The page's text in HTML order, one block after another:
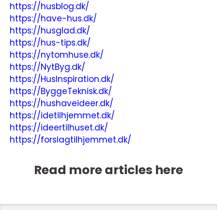
https://husblog.dk/
https://have-hus.dk/
https://husglad.dk/
https://hus-tips.dk/
https://nytomhuse.dk/
https://NytByg.dk/
https://HusInspiration.dk/
https://ByggeTeknisk.dk/
https://hushaveideer.dk/
https://idetilhjemmet.dk/
https://ideertilhuset.dk/
https://forslagtilhjemmet.dk/
Read more articles here